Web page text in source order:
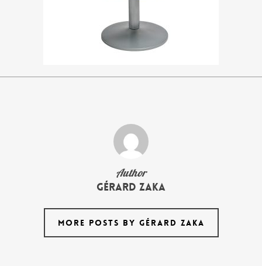
Author
Gérard Zaka
MORE POSTS BY GÉRARD ZAKA